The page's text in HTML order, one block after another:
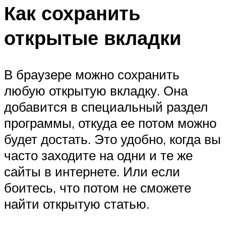
Как сохранить
открытые вкладки
В браузере можно сохранить
любую открытую вкладку. Она
добавится в специальный раздел
программы, откуда ее потом можно
будет достать. Это удобно, когда вы
часто заходите на одни и те же
сайты в интернете. Или если
боитесь, что потом не сможете
найти открытую статью.